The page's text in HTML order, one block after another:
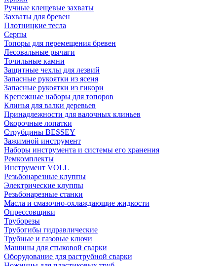
Ручные клещевые захваты
Захваты для бревен
Плотницкие тесла
Серпы
Топоры для перемещения бревен
Лесовальные рычаги
Точильные камни
Защитные чехлы для лезвий
Запасные рукоятки из ясеня
Запасные рукоятки из гикори
Крепежные наборы для топоров
Клинья для валки деревьев
Принадлежности для валочных клиньев
Окорочные лопатки
Струбцины BESSEY
Зажимной инструмент
Наборы инструмента и системы его хранения
Ремкомплекты
Инструмент VOLL
Резьбонарезные клуппы
Электрические клуппы
Резьбонарезные станки
Масла и смазочно-охлаждающие жидкости
Опрессовщики
Труборезы
Трубогибы гидравлические
Трубные и газовые ключи
Машины для стыковой сварки
Оборудование для раструбной сварки